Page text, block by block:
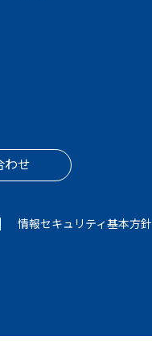
わせ
情報セキュリティ基本方針